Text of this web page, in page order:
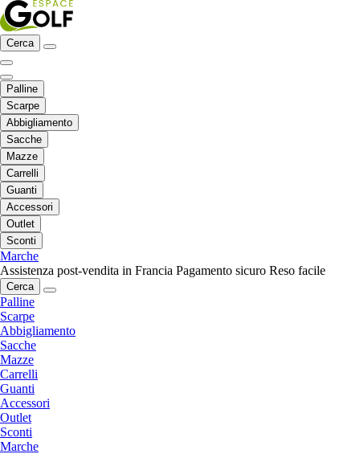
Cerca
Palline
Scarpe
Abbigliamento
Sacche
Mazze
Carrelli
Guanti
Accessori
Outlet
Sconti
Marche
Assistenza post-vendita in Francia Pagamento sicuro Reso facile
Cerca
Palline
Scarpe
Abbigliamento
Sacche
Mazze
Carrelli
Guanti
Accessori
Outlet
Sconti
Marche